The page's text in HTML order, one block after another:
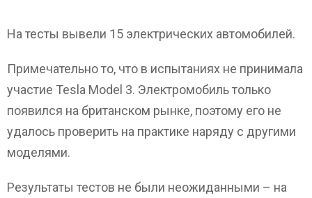
На тесты вывели 15 электрических автомобилей.
Примечательно то, что в испытаниях не принимала
участие Tesla Model 3. Электромобиль только
появился на британском рынке, поэтому его не
удалось проверить на практике наряду с другими
моделями.
Результаты тестов не были неожиданными – на